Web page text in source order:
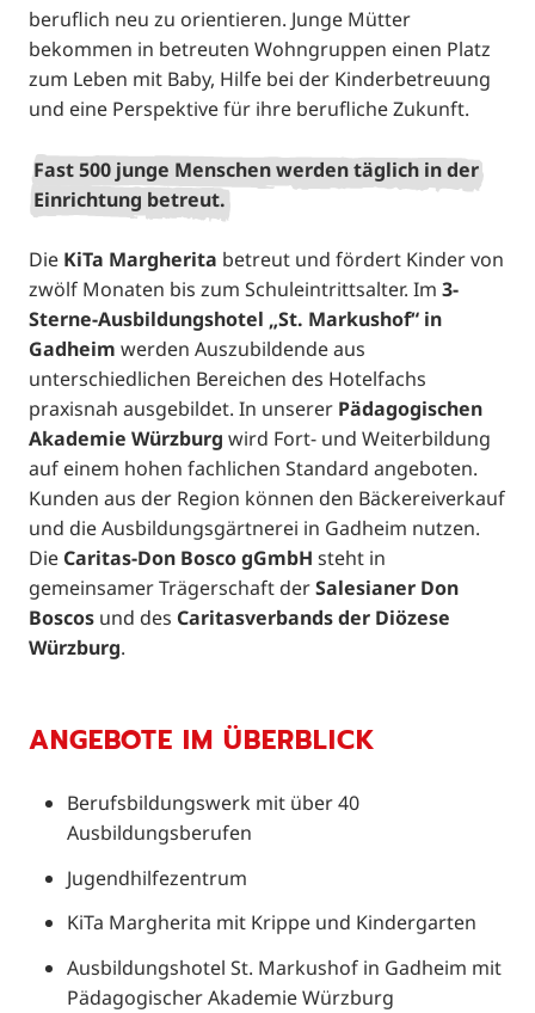
beruflich neu zu orientieren. Junge Mütter
bekommen in betreuten Wohngruppen einen Platz
zum Leben mit Baby, Hilfe bei der Kinderbetreuung
und eine Perspektive für ihre berufliche Zukunft.
Fast 500 junge Menschen werden täglich in der
Einrichtung betreut.
Die KiTa Margherita betreut und fördert Kinder von
zwölf Monaten bis zum Schuleintrittsalter. Im 3-
Sterne-Ausbildungshotel „St. Markushof“ in
Gadheim werden Auszubildende aus
unterschiedlichen Bereichen des Hotelfachs
praxisnah ausgebildet. In unserer Pädagogischen
Akademie Würzburg wird Fort- und Weiterbildung
auf einem hohen fachlichen Standard angeboten.
Kunden aus der Region können den Bäckereiverkauf
und die Ausbildungsgärtnerei in Gadheim nutzen.
Die Caritas-Don Bosco gGmbH steht in
gemeinsamer Trägerschaft derSalesianer Don
Boscos und des Caritasverbands der Diözese
Würzburg.
ANGEBOTE IM ÜBERBLICK
Berufsbildungswerk mit über 40
Ausbildungsberufen
Jugendhilfezentrum
KiTa Margherita mit Krippe und Kindergarten
Ausbildungshotel St. Markushof in Gadheim mit
Pädagogischer Akademie Würzburg